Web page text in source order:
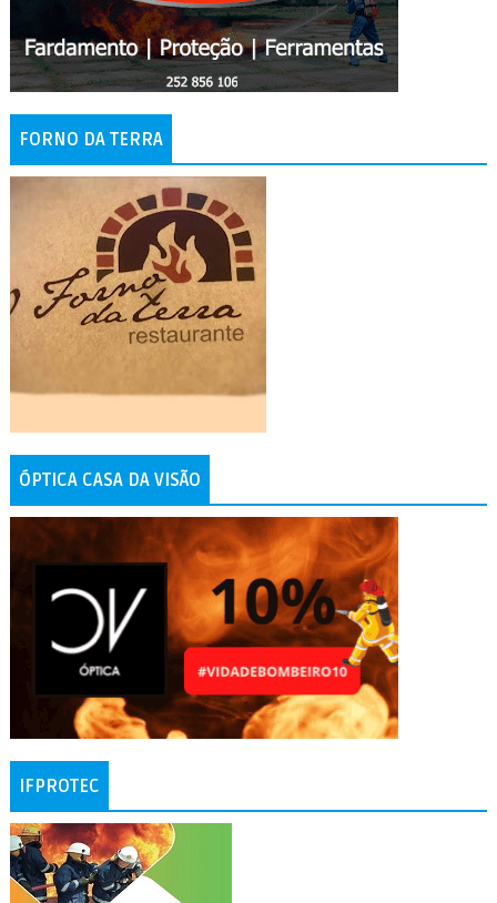
FORNO DA TERRA
ÓPTICA CASA DA VISÃO
IFPROTEC